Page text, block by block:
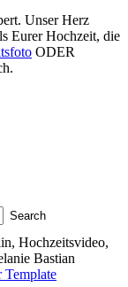
Unser Herz
Eurer Hochzeit, die
ODER
Hochzeitsvideo,
Bastian
Template